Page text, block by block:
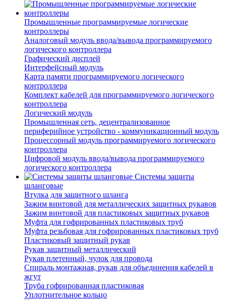
Промышленные программируемые логические
контроллеры
Аналоговый модуль ввода/вывода программируемого
логического контроллера
Графический дисплей
Интерфейсный модуль
Карта памяти программируемого логического
контроллера
Комплект кабелей для программируемого логического
контроллера
Логический модуль
Промышленная сеть, децентрализованное
периферийное устройство - коммуникационный модуль
Процессорный модуль программируемого логического
контроллера
Цифровой модуль ввода/вывода программируемого
логического контроллера
Системы защиты
шланговые
Втулка для защитного шланга
Зажим винтовой для металлических защитных рукавов
Зажим винтовой для пластиковых защитных рукавов
Муфта для гофрированных пластиковых труб
Муфта резьбовая для гофрированных пластиковых труб
Пластиковый защитный рукав
Рукав защитный металлический
Рукав плетенный, чулок для провода
Спираль монтажная, рукав для объединения кабелей в
жгут
Труба гофрированная пластиковая
Уплотнительное кольцо